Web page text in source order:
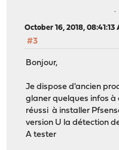
October 16, 2018, 08:41:13
#3
Bonjour,
Je dispose d'ancien
glaner quelques infos à
réussi à installer
version U la détection
A tester